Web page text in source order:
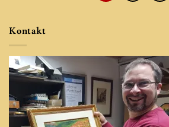
Kontakt